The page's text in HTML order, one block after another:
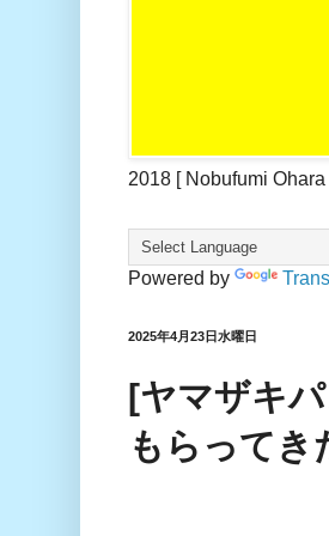
2018 [ Nobufumi
Powered by
2025年4月23日水曜日
[ヤマザキ
もらってき